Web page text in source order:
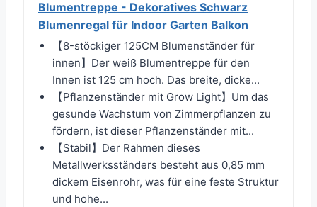
Blumentreppe - Dekoratives Schwarz
Blumenregal für Indoor Garten Balkon
【8-stöckiger 125CM Blumenständer für
innen】Der weiß Blumentreppe für den
Innen ist 125 cm hoch. Das breite, dicke...
【Pflanzenständer mit Grow Light】Um das
gesunde Wachstum von Zimmerpflanzen zu
fördern, ist dieser Pflanzenständer mit...
【Stabil】Der Rahmen dieses
Metallwerksständers besteht aus 0,85 mm
dickem Eisenrohr, was für eine feste Struktur
und hohe...